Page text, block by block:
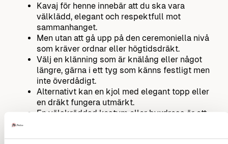
Kavaj för henne innebär att du ska vara
välklädd, elegant och respektfull mot
sammanhanget.
Men utan att gå upp på den ceremoniella nivå
som kräver ordnar eller högtidsdräkt.
Välj en klänning som är knälång eller något
längre, gärna i ett tyg som känns festligt men
inte överdådigt.
Alternativt kan en kjol med elegant topp eller
en dräkt fungera utmärkt.
En välskräddad kostym eller byxdress är ett